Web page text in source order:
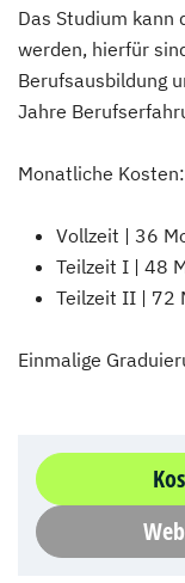
Das Studium kann
werden, hierfür
Berufsausbildung
Jahre
Monatliche Kosten:
Vollzeit | 36
Teilzeit I | 48
Teilzeit II | 72
Einmalige